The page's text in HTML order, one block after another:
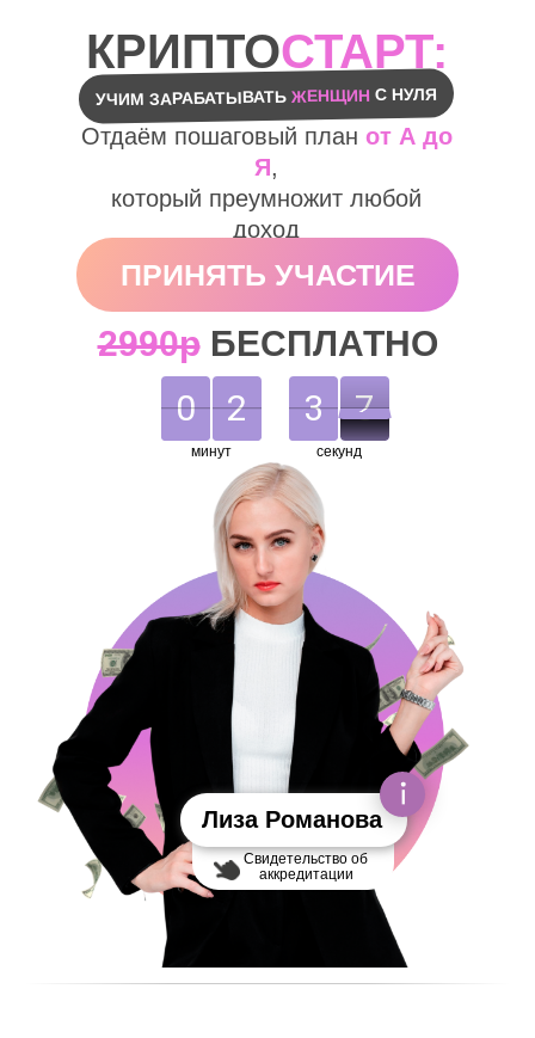
Лиза Романова
Свидетельство об
аккредитации
0
0 3
2
2
3
минут
4
3
3
4 8
7
7
8
секунд
КРИПТОСТАРТ:
УЧИМ ЗАРАБАТЫВАТЬ ЖЕНЩИНС НУЛЯ
2990рБЕСПЛАТНО
Отдаём пошаговый план от А до
Я,
который преумножит любой
доход
х2, х10, х30
в 2025 году
ПРИНЯТЬ УЧАСТИЕ